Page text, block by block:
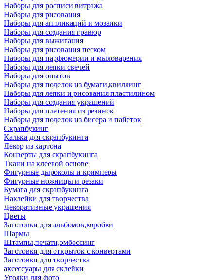
Наборы для росписи витража
Наборы для рисования
Наборы для аппликаций и мозаики
Наборы для создания гравюр
Наборы для выжигания
Наборы для рисования песком
Наборы для парфюмерии и мыловарения
Наборы для лепки свечей
Наборы для опытов
Наборы для поделок из бумаги,квиллинг
Наборы для лепки и рисования пластилином
Наборы для создания украшений
Наборы для плетения из резинок
Наборы для поделок из бисера и пайеток
Скрапбукинг
Калька для скрапбукинга
Декор из картона
Конверты для скрапбукинга
Ткани на клеевой основе
Фигурные дыроколы и кримперы
Фигурные ножницы и резаки
Бумага для скрапбукинга
Наклейки для творчества
Декоративные украшения
Цветы
Заготовки для альбомов,коробки
Шармы
Штампы,печати,эмбоссинг
Заготовки для открыток с конвертами
Заготовки для творчества
аксессуары для склейки
Уголки для фото